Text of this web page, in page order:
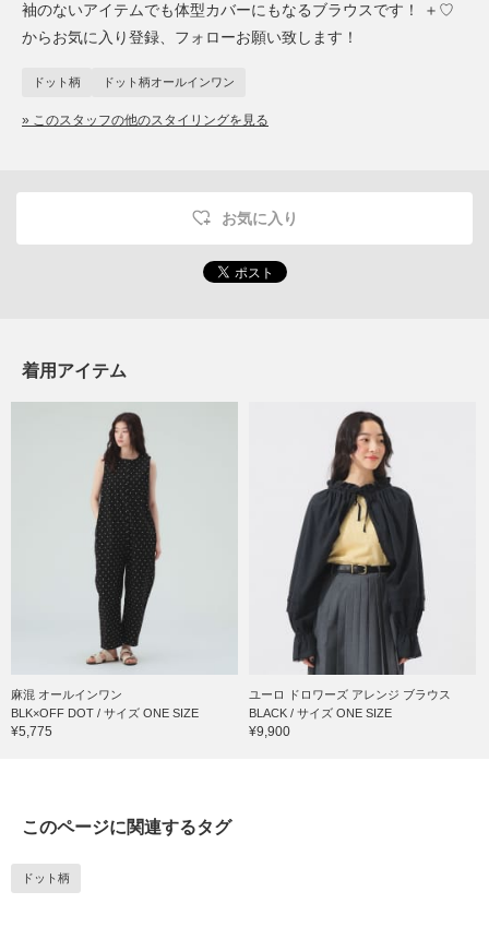
袖のないアイテムでも体型カバーにもなるブラウスです！ ＋♡
からお気に入り登録、フォローお願い致します！
ドット柄 ドット柄オールインワン
» このスタッフの他のスタイリングを見る
お気に入り
着用アイテム
麻混 オールインワン
BLK×OFF DOT / サイズ ONE SIZE
¥5,775
ユーロ ドロワーズ アレンジ ブラウス
BLACK / サイズ ONE SIZE
¥9,900
このページに関連するタグ
ドット柄